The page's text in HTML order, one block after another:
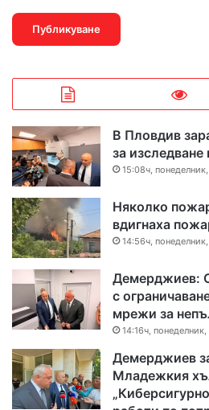
В Пловдив
за
15:08ч,
Няколко
вдигнаха
14:56ч,
Демерджиев:
с
мрежи за
14:16ч,
Демерджиев
Младежкия